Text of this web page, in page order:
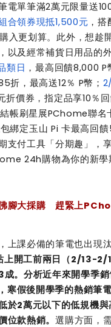
電單筆滿2萬元限量送
合領券現抵1,500元 ，
入更划算。此外，想趁
以及經常補貨日用品的
類日 ，最高回饋8,000 P
折，最高送12％ P幣；
折價券，指定品享10％
帳刷星展PChome聯名
綁定玉山 Pi 卡最高回
支付工具「分期趣」，
24h購物為你的新學
佛腳大採購 趕緊上
上課必備的筆電也出現
開工前兩日（2/13-2/
成。分析近年來開學季
假後開學季的熱銷筆電
於2萬元以下的低規機
位款熱銷。選購方面，